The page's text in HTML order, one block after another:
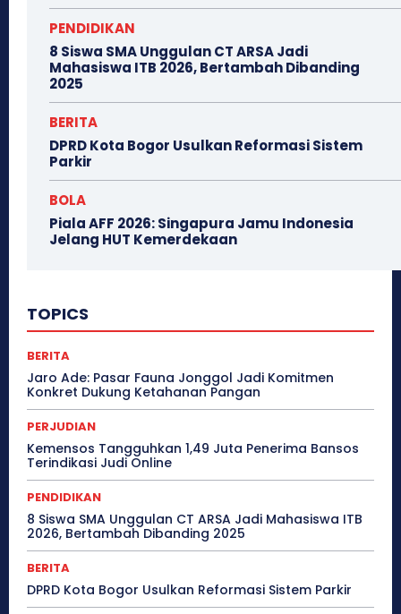
PENDIDIKAN
8 Siswa SMA Unggulan CT ARSA Jadi
Mahasiswa ITB 2026, Bertambah Dibanding
2025
BERITA
DPRD Kota Bogor Usulkan Reformasi Sistem
Parkir
BOLA
Piala AFF 2026: Singapura Jamu Indonesia
Jelang HUT Kemerdekaan
TOPICS
BERITA
Jaro Ade: Pasar Fauna Jonggol Jadi Komitmen
Konkret Dukung Ketahanan Pangan
PERJUDIAN
Kemensos Tangguhkan 1,49 Juta Penerima Bansos
Terindikasi Judi Online
PENDIDIKAN
8 Siswa SMA Unggulan CT ARSA Jadi Mahasiswa ITB
2026, Bertambah Dibanding 2025
BERITA
DPRD Kota Bogor Usulkan Reformasi Sistem Parkir